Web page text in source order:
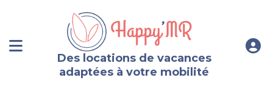
Des locations de vacances
adaptées à votre mobilité